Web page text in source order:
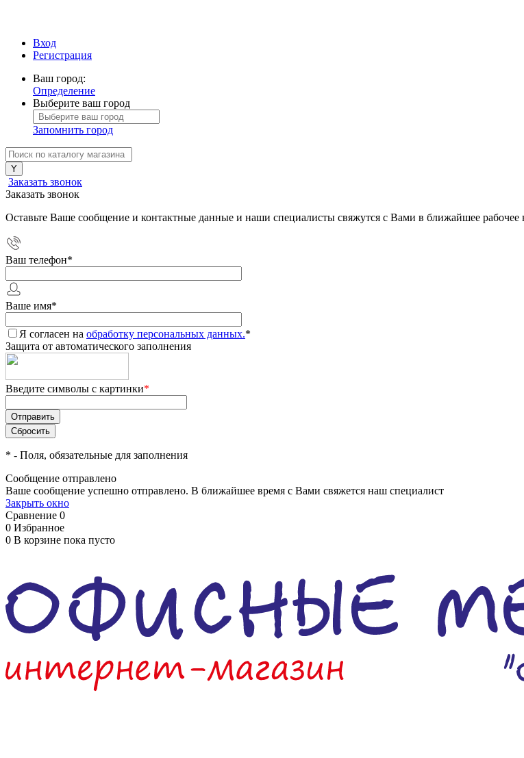
Вход
Регистрация
Ваш город:
Определение
Выберите ваш город
Запомнить город
Заказать звонок
Заказать звонок
Оставьте Ваше сообщение и контактные данные и наши специалисты свяжутся с Вами в ближайшее рабочее
Ваш телефон*
Ваше имя*
Я согласен на обработку персональных данных.*
Защита от автоматического заполнения
Введите символы с картинки*
* - Поля, обязательные для заполнения
Сообщение отправлено
Ваше сообщение успешно отправлено. В ближайшее время с Вами свяжется наш специалист
Закрыть окно
Сравнение 0
0 Избранное
0 В корзине пока пусто